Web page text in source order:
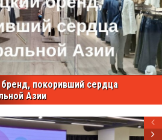
бренд, покоривший сердца
Азии